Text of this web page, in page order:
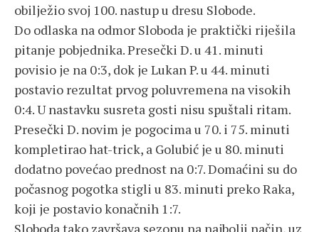
obilježio svoj 100. nastup u dresu Slobode.
Do odlaska na odmor Sloboda je praktički riješila
pitanje pobjednika. Presečki D. u 41. minuti
povisio je na 0:3, dok je Lukan P. u 44. minuti
postavio rezultat prvog poluvremena na visokih
0:4. U nastavku susreta gosti nisu spuštali ritam.
Presečki D. novim je pogocima u 70. i 75. minuti
kompletirao hat-trick, a Golubić je u 80. minuti
dodatno povećao prednost na 0:7. Domaćini su do
počasnog pogotka stigli u 83. minuti preko Raka,
koji je postavio konačnih 1:7.